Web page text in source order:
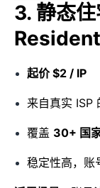
3. 静态
起价 $2 / IP
来自真实 ISP
覆盖 30+ 国
稳定性高，账